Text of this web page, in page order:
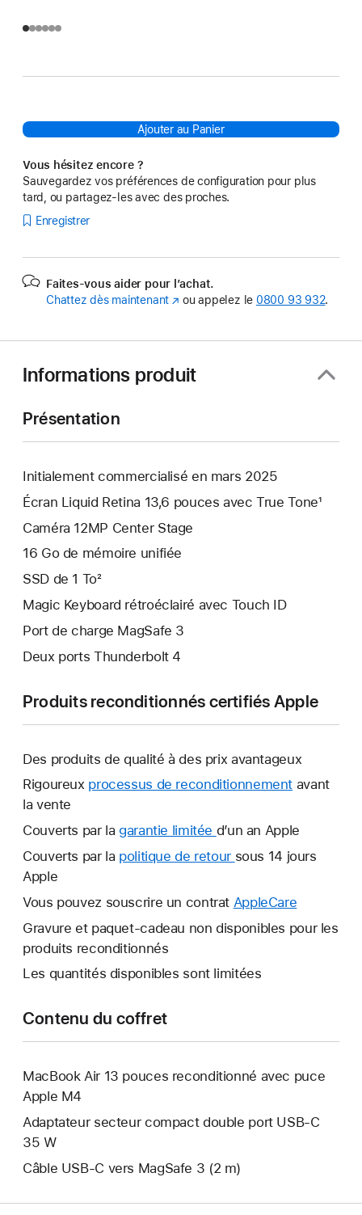
Ajouter au Panier
Vous hésitez encore ?
Sauvegardez vos préférences de configuration pour plus
tard, ou partagez-les avec des proches.
Enregistrer
Faites-vous aider pour l’achat.
Chattez dès maintenant (s’ouvre
ou appelez le 0800 93 932.
Informations produit
Présentation
Initialement commercialisé en mars 2025
Écran Liquid Retina 13,6 pouces avec True Tone¹
Caméra 12MP Center Stage
16 Go de mémoire unifiée
SSD de 1 To²
Magic Keyboard rétroéclairé avec Touch ID
Port de charge MagSafe 3
Deux ports Thunderbolt 4
Produits reconditionnés certifiés Apple
Des produits de qualité à des prix avantageux
Rigoureux processus de reconditionnement avant
la vente
Couverts par la garantie limitée Une
nouvelle
d’un an Apple
Couverts par la politique de retour Une
fenêtre
sous 14 jours
Apple
Vous pouvez souscrire un contrat AppleCare
nouvelle
Gravure et paquet-cadeau non disponibles pour les
produits reconditionnés
Les quantités disponibles sont limitées
Contenu du coffret
MacBook Air 13 pouces reconditionné avec puce
Apple M4
Adaptateur secteur compact double port USB-C
35 W
Câble USB-C vers MagSafe 3 (2 m)